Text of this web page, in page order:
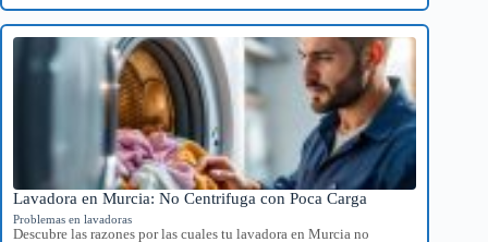
Lavadora en Murcia: No Centrifuga con Poca Carga
Problemas en lavadoras
Descubre las razones por las cuales tu lavadora en Murcia no